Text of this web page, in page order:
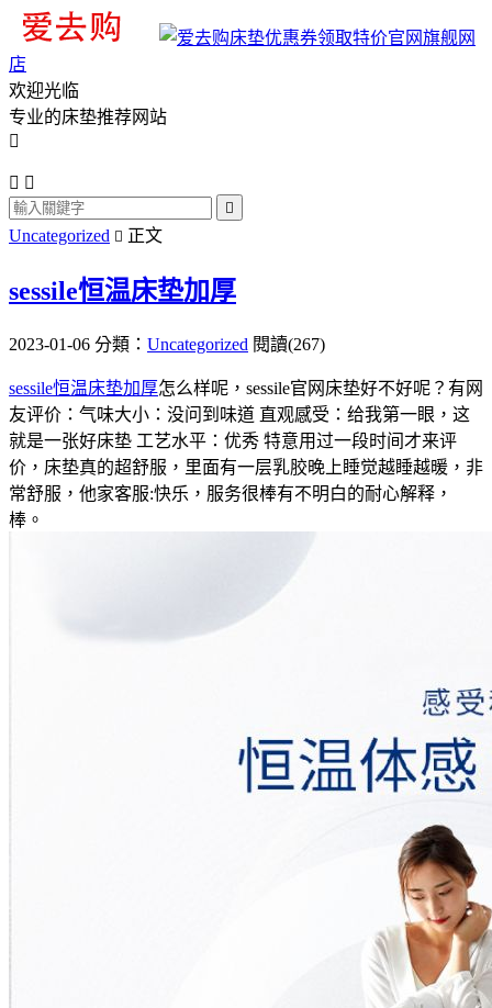
旗舰网
店
欢迎光临
专业的床垫推荐网站

 

Uncategorized  正文
sessile恒温床垫加厚
2023-01-06 分類： Uncategorized 閱讀(267)
sessile恒温床垫加厚怎么样呢，sessile官网床垫好不好呢？有网
友评价：气味大小：没问到味道 直观感受：给我第一眼，这
就是一张好床垫 工艺水平：优秀 特意用过一段时间才来评
价，床垫真的超舒服，里面有一层乳胶晚上睡觉越睡越暖，非
常舒服，他家客服:快乐，服务很棒有不明白的耐心解释，
棒。